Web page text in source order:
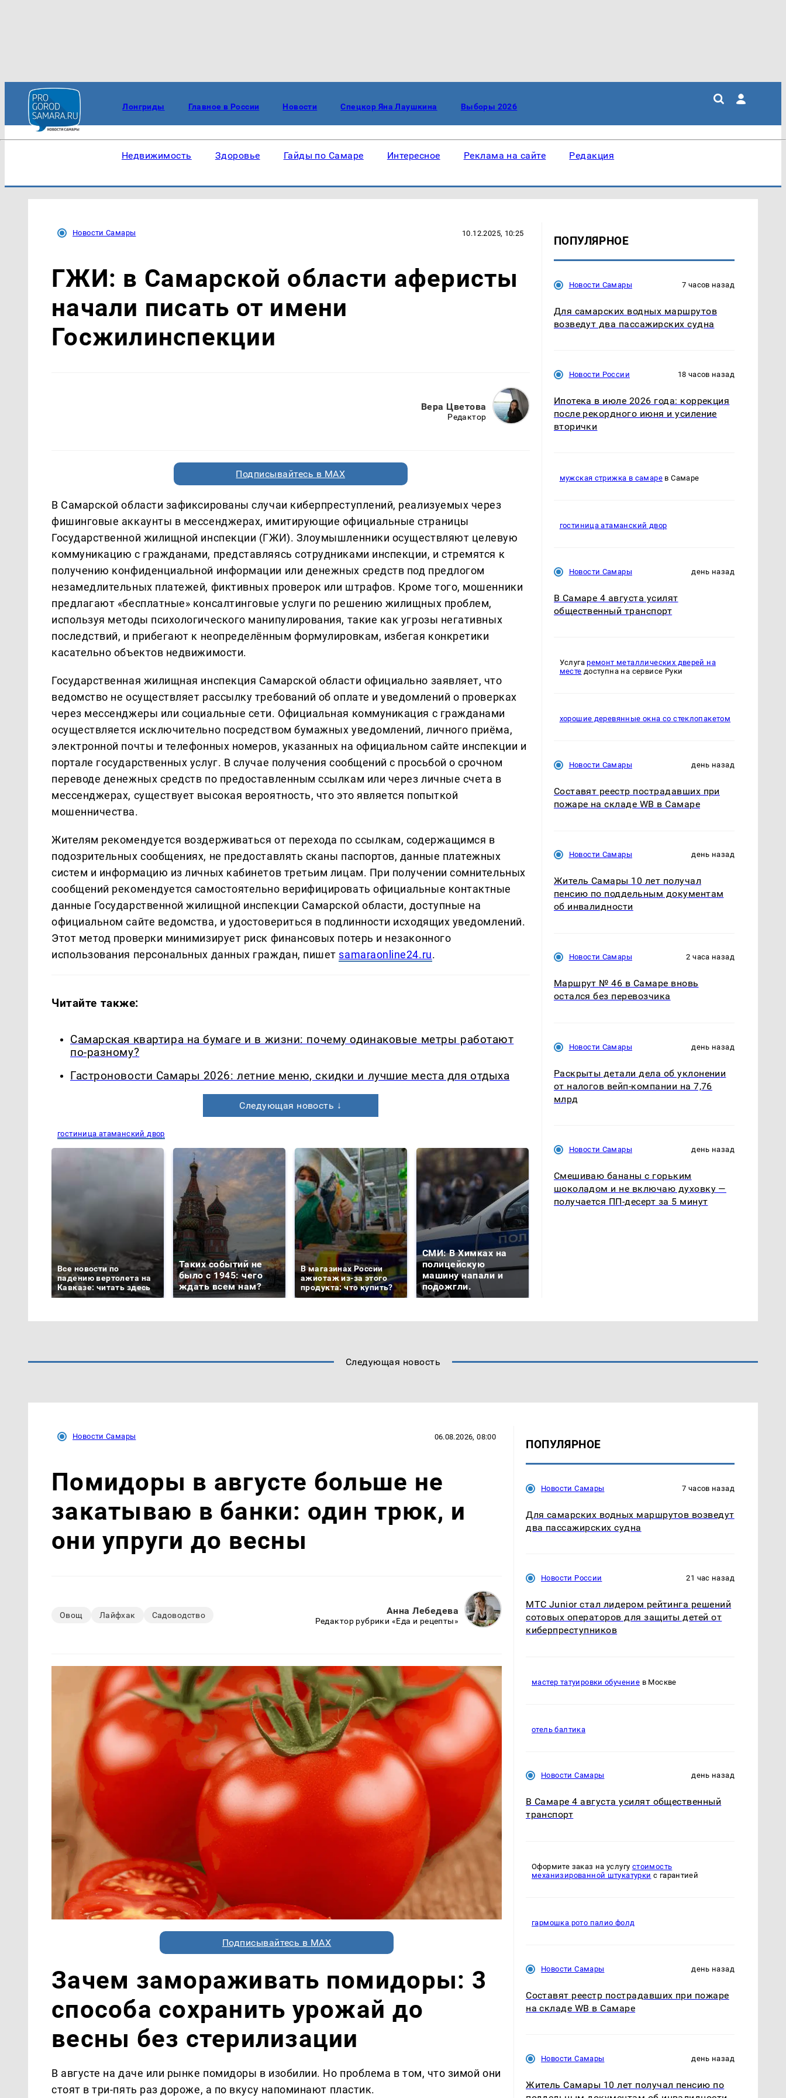
Лонгриды Главное в России Новости Спецкор Яна Лаушкина Выборы 2026
Недвижимость Здоровье Гайды по Самаре Интересное Реклама на сайте Редакция
Новости Самары 10.12.2025, 10:25
ГЖИ: в Самарской области аферисты
начали писать от имени
Госжилинспекции
Вера Цветова
Редактор
Подписывайтесь в MAX
В Самарской области зафиксированы случаи киберпреступлений, реализуемых через
фишинговые аккаунты в мессенджерах, имитирующие официальные страницы
Государственной жилищной инспекции (ГЖИ). Злоумышленники осуществляют целевую
коммуникацию с гражданами, представляясь сотрудниками инспекции, и стремятся к
получению конфиденциальной информации или денежных средств под предлогом
незамедлительных платежей, фиктивных проверок или штрафов. Кроме того, мошенники
предлагают «бесплатные» консалтинговые услуги по решению жилищных проблем,
используя методы психологического манипулирования, такие как угрозы негативных
последствий, и прибегают к неопределённым формулировкам, избегая конкретики
касательно объектов недвижимости.
Государственная жилищная инспекция Самарской области официально заявляет, что
ведомство не осуществляет рассылку требований об оплате и уведомлений о проверках
через мессенджеры или социальные сети. Официальная коммуникация с гражданами
осуществляется исключительно посредством бумажных уведомлений, личного приёма,
электронной почты и телефонных номеров, указанных на официальном сайте инспекции и
портале государственных услуг. В случае получения сообщений с просьбой о срочном
переводе денежных средств по предоставленным ссылкам или через личные счета в
мессенджерах, существует высокая вероятность, что это является попыткой
мошенничества.
Жителям рекомендуется воздерживаться от перехода по ссылкам, содержащимся в
подозрительных сообщениях, не предоставлять сканы паспортов, данные платежных
систем и информацию из личных кабинетов третьим лицам. При получении сомнительных
сообщений рекомендуется самостоятельно верифицировать официальные контактные
данные Государственной жилищной инспекции Самарской области, доступные на
официальном сайте ведомства, и удостовериться в подлинности исходящих уведомлений.
Этот метод проверки минимизирует риск финансовых потерь и незаконного
использования персональных данных граждан, пишет samaraonline24.ru.
Читайте также:
Самарская квартира на бумаге и в жизни: почему одинаковые метры работают
по-разному?
Гастроновости Самары 2026: летние меню, скидки и лучшие места для отдыха
Следующая новость ↓
гостиница атаманский двор
Все новости по
падению вертолета на
Кавказе: читать здесь
Таких событий не
было с 1945: чего
ждать всем нам?
В магазинах России
ажиотаж из-за этого
продукта: что купить?
СМИ: В Химках на
полицейскую
машину напали и
подожгли.
ПОПУЛЯРНОЕ
Новости Самары 7 часов назад
Для самарских водных маршрутов
возведут два пассажирских судна
Новости России 18 часов назад
Ипотека в июле 2026 года: коррекция
после рекордного июня и усиление
вторички
мужская стрижка в самарев Самаре
гостиница атаманский двор
Новости Самары день назад
В Самаре 4 августа усилят
общественный транспорт
Услугаремонт металлических дверей на
месте доступна на сервисе Руки
хорошие деревянные окна со стеклопакетом
Новости Самары день назад
Составят реестр пострадавших при
пожаре на складе WB в Самаре
Новости Самары день назад
Житель Самары 10 лет получал
пенсию по поддельным документам
об инвалидности
Новости Самары 2 часа назад
Маршрут № 46 в Самаре вновь
остался без перевозчика
Новости Самары день назад
Раскрыты детали дела об уклонении
от налогов вейп-компании на 7,76
млрд
Новости Самары день назад
Смешиваю бананы с горьким
шоколадом и не включаю духовку —
получается ПП-десерт за 5 минут
Следующая новость
Новости Самары 06.08.2026, 08:00
Помидоры в августе больше не
закатываю в банки: один трюк, и
они упруги до весны
Овощ Лайфхак Садоводство Анна Лебедева
Редактор рубрики «Еда и рецепты»
Подписывайтесь в MAX
Зачем замораживать помидоры: 3
способа сохранить урожай до
весны без стерилизации
В августе на даче или рынке помидоры в изобилии. Но проблема в том, что зимой они
стоят в три-пять раз дороже, а по вкусу напоминают пластик.
ПОПУЛЯРНОЕ
Новости Самары 7 часов назад
Для самарских водных маршрутов возведут
два пассажирских судна
Новости России 21 час назад
МТС Junior стал лидером рейтинга решений
сотовых операторов для защиты детей от
киберпреступников
мастер татуировки обучение в Москве
отель балтика
Новости Самары день назад
В Самаре 4 августа усилят общественный
транспорт
Оформите заказ на услугу стоимость
механизированной штукатурки с гарантией
гармошка рото палио фолд
Новости Самары день назад
Составят реестр пострадавших при пожаре
на складе WB в Самаре
Новости Самары день назад
Житель Самары 10 лет получал пенсию по